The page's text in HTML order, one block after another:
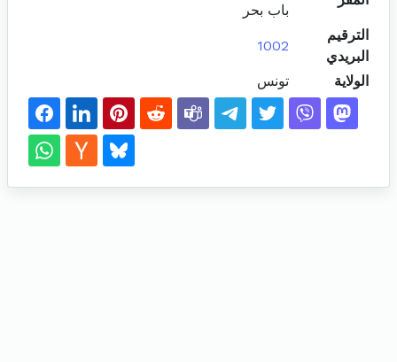
باب بحر
الترقيم
البريدي
1002
الولاية تونس